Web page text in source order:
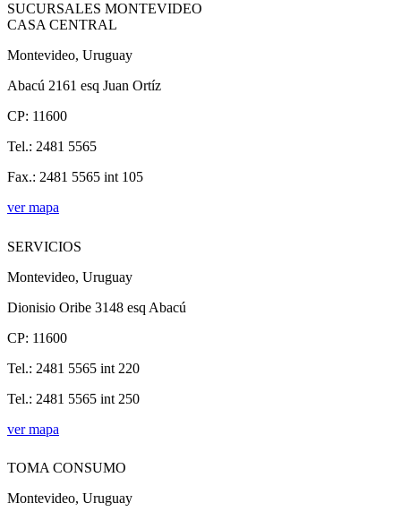
SUCURSALES MONTEVIDEO
CASA CENTRAL
Montevideo, Uruguay
Abacú 2161 esq Juan Ortíz
CP: 11600
Tel.: 2481 5565
Fax.: 2481 5565 int 105
ver mapa
SERVICIOS
Montevideo, Uruguay
Dionisio Oribe 3148 esq Abacú
CP: 11600
Tel.: 2481 5565 int 220
Tel.: 2481 5565 int 250
ver mapa
TOMA CONSUMO
Montevideo, Uruguay